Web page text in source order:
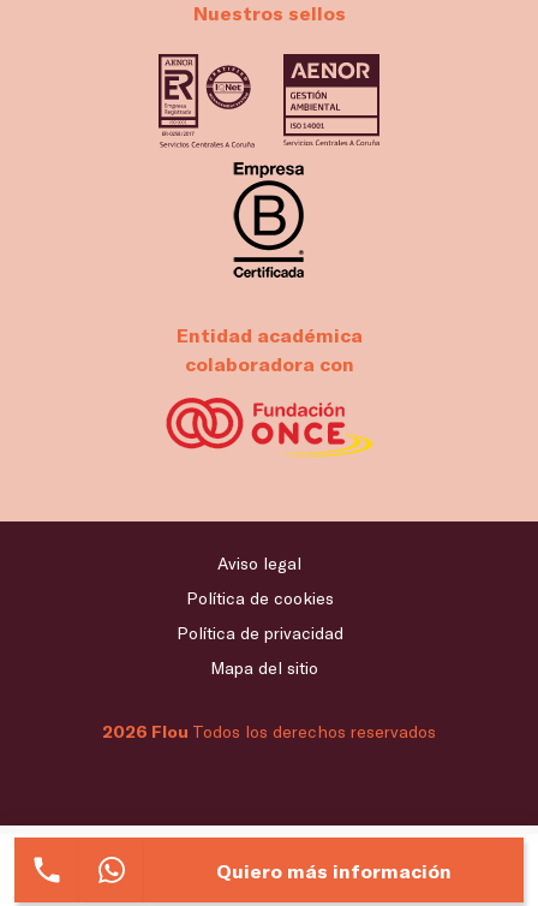
Nuestros sellos
Entidad académica
colaboradora con
2026 Flou Todos los derechos reservados
Aviso legal
Política de cookies
Política de privacidad
Mapa del sitio
Quiero más información